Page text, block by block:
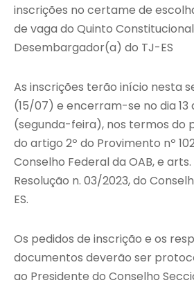
inscrições no certame de
de vaga do Quinto
Desembargador(a) do TJ-ES
As inscrições terão início nesta
(15/07) e encerram-se no dia 13
(segunda-feira), nos termos do
do artigo 2º do Provimento nº
Conselho Federal da OAB, e arts.
Resolução n. 03/2023, do
ES.
Os pedidos de inscrição e os
documentos deverão ser
ao Presidente do Conselho